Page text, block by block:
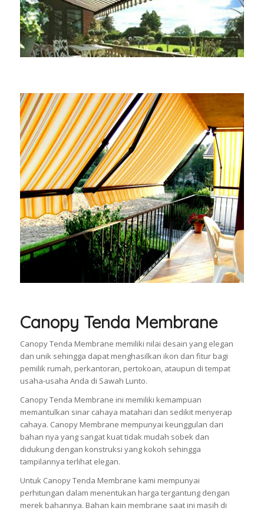
Canopy Tenda Membrane
Canopy Tenda Membrane memiliki nilai desain yang elegan
dan unik sehingga dapat menghasilkan ikon dan fitur bagi
pemilik rumah, perkantoran, pertokoan, ataupun di tempat
usaha-usaha Anda di Sawah Lunto.
Canopy Tenda Membrane ini memiliki kemampuan
memantulkan sinar cahaya matahari dan sedikit menyerap
cahaya. Canopy Membrane mempunyai keunggulan dari
bahan nya yang sangat kuat tidak mudah sobek dan
didukung dengan konstruksi yang kokoh sehingga
tampilannya terlihat elegan.
Untuk Canopy Tenda Membrane kami mempunyai
perhitungan dalam menentukan harga tergantung dengan
merek bahannya. Bahan kain membrane saat ini masih di